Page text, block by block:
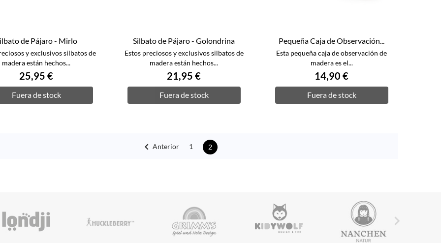
de Pájaro - Mirlo
y exclusivos silbatos de
madera están hechos...
25,95 €
Fuera de stock
Silbato de Pájaro - Golondrina
Estos preciosos y exclusivos silbatos de
madera están hechos...
21,95 €
Fuera de stock
Pequeña Caja de Observación...
Esta pequeña caja de observación de
madera es el...
14,90 €
Fuera de stock
 Anterior 1 2
